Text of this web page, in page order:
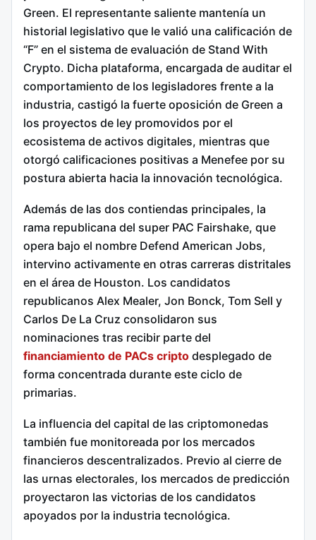
Green. El representante saliente mantenía un
historial legislativo que le valió una calificación de
“F” en el sistema de evaluación de Stand With
Crypto. Dicha plataforma, encargada de auditar el
comportamiento de los legisladores frente a la
industria, castigó la fuerte oposición de Green a
los proyectos de ley promovidos por el
ecosistema de activos digitales, mientras que
otorgó calificaciones positivas a Menefee por su
postura abierta hacia la innovación tecnológica.
Además de las dos contiendas principales, la
rama republicana del super PAC Fairshake, que
opera bajo el nombre Defend American Jobs,
intervino activamente en otras carreras distritales
en el área de Houston. Los candidatos
republicanos Alex Mealer, Jon Bonck, Tom Sell y
Carlos De La Cruz consolidaron sus
nominaciones tras recibir parte del
financiamiento de PACs cripto desplegado de
forma concentrada durante este ciclo de
primarias.
La influencia del capital de las criptomonedas
también fue monitoreada por los mercados
financieros descentralizados. Previo al cierre de
las urnas electorales, los mercados de predicción
proyectaron las victorias de los candidatos
apoyados por la industria tecnológica.